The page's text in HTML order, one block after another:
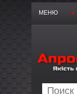
МЕНЮ